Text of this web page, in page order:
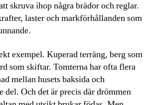
skruva ihop några brädor och reglar.
laster och markförhållanden som
exempel. Kuperad terräng, berg som
som skiftar. Tomterna har ofta flera
mellan husets baksida och
del. Och det är precis där drömmen